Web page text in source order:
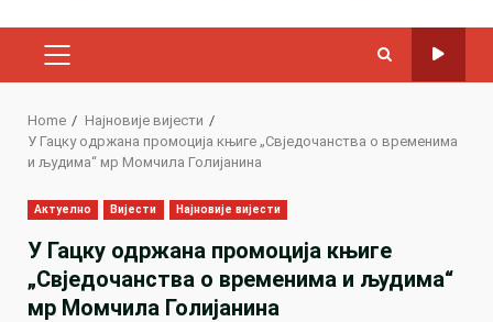
PRIMARY
Home
Најновије вијести
У Гацку одржана промоција књиге „Свједочанства о временима
и људима“ мр Момчила Голијанина
Актуелно Вијести Најновије вијести
У Гацку одржана промоција књиге
„Свједочанства о временима и људима“
мр Момчила Голијанина